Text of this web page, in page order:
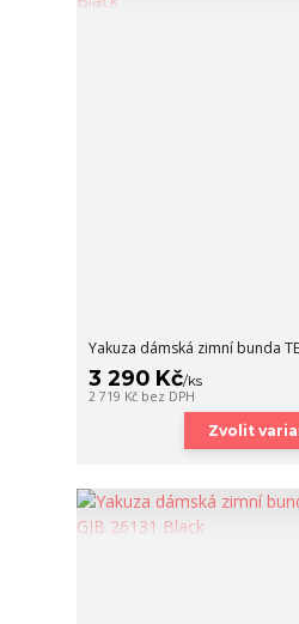
Yakuza dámská zimní bunda
3 290 Kč/ks
2 719 Kč bez DPH
Zvolit